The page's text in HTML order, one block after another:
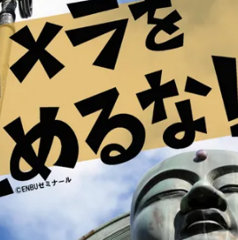
テクノロジー・ガジェット
映像・映画
ビジネス・起業
まちづくり・地域活性化